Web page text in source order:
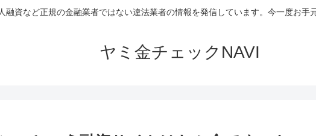
資など正規の金融業者ではない違法業者の情報を発信しています。今一度お手
ヤミ金チェックNAVI